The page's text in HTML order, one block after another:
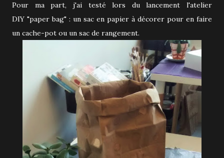
Pour ma part, j'ai testé lors du lancement l'atelier
DIY "paper bag" : un sac en papier à décorer pour en faire
un cache-pot ou un sac de rangement.